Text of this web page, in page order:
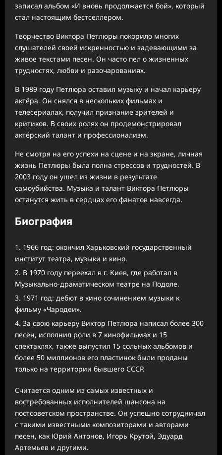
записал альбом «И вновь продолжается бой», который
стал настоящим бестселлером.
Творчество Виктора Петлюры покорило многих
слушателей своей искренностью и задевающими за
живое текстами песен. Он часто пел о жизненных
трудностях, любви и разочарованиях.
В 1989 году Петлюра оставил музыку и начал карьеру
актёра. Он снялся в нескольких фильмах и
телесериалах, получил признание зрителей и
критиков. В своих ролях он продемонстрировал
актёрский талант и профессионализм.
Не смотря на его успехи на сцене и на экране, личная
жизнь Петлюры была полна стрессов и трудностей. В
2003 году он ушел из жизни в результате
самоубийства. Музыка и талант Виктора Петлюры
останутся жить в сердцах его фанатов навсегда.
Биография
1966 год: окончил Харьковский государственный
институт театра, музыки и кино.
В 1970 году переехал в г. Киев, где работал в
Музыкально-драматическом театре на Подоле.
1971 год: дебют в кино сочинением музыки к
фильму «Чародеи».
За свою карьеру Виктор Петлюра написал более 300
песен, исполнил роли в 7 кинофильмах и 15
спектаклях, также выпустил 15 сольных альбомов и
более 50 миллионов его пластинок были проданы
только на территории бывшего СССР.
Считается одним из самых известных и
востребованных исполнителей шансона на
постсоветском пространстве. Он успешно сотрудничал
с такими известными композиторами и авторами
песен, как Юрий Антонов, Игорь Крутой, Эдуард
Артемьев и другими.